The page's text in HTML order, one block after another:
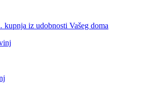
iz udobnosti Vašeg doma